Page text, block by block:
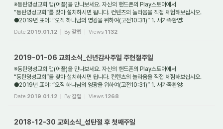
※동탄명성교회 앱(어플)을 만나보세요. 자신의 핸드폰의 Play스토어에서
“동탄명성교회”를 찾아 설치하시면 됩니다. 컨텐츠의 놀라움을 직접 체험해보십시오.
●2019년 표어: “오직 하나님의 영광을 위하여(고전10:31)” 1. 새가족환영:
동탄명성교회는 대한예수...
Date 2019.01.12 By갈렙 Views 1132
2019-01-06 교회소식_신년감사주일 주현절주일
※동탄명성교회 앱(어플)을 만나보세요. 자신의 핸드폰의 Play스토어에서
“동탄명성교회”를 찾아 설치하시면 됩니다. 컨텐츠의 놀라움을 직접 체험해보십시오.
●2019년 표어: “오직 하나님의 영광을 위하여(고전10:31)” 1. 새가족환영:
동탄명성교회는 대한예수...
Date 2019.01.12 By갈렙 Views 1268
2018-12-30 교회소식_성탄절 후 첫째주일